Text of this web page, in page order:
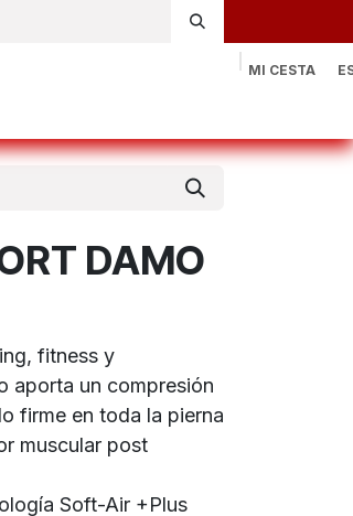
MI CESTA
DAMO
fitness y
aporta un compresión
firme en toda la pierna
muscular post
Soft-Air +Plus